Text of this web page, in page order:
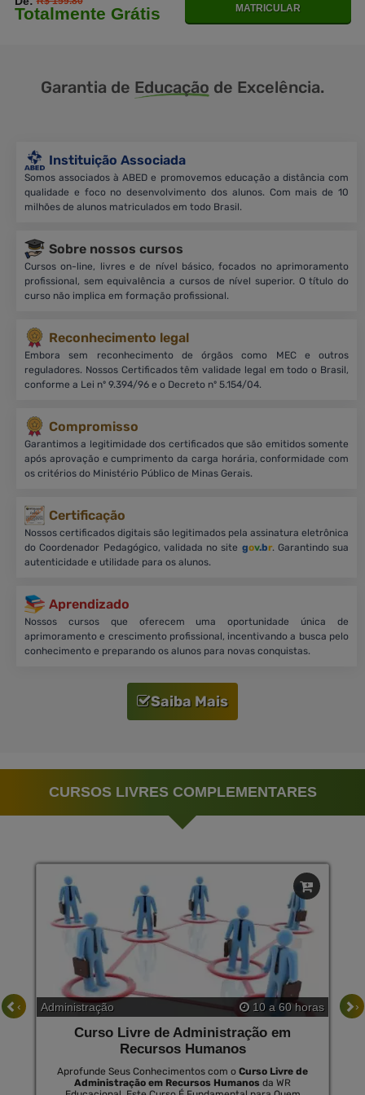
Totalmente Grátis MATRICULAR
Garantia de Educação de Excelência.
Instituição Associada
Somos associados à ABED e promovemos educação a distância com
qualidade e foco no desenvolvimento dos alunos. Com mais de 10
milhões de alunos matriculados em todo Brasil.
Sobre nossos cursos
Cursos on-line, livres e de nível básico, focados no aprimoramento
profissional, sem equivalência a cursos de nível superior. O título do
curso não implica em formação profissional.
Reconhecimento legal
Embora sem reconhecimento de órgãos como MEC e outros
reguladores. Nossos Certificados têm validade legal em todo o Brasil,
conforme a Lei nº 9.394/96 e o Decreto nº 5.154/04.
Compromisso
Garantimos a legitimidade dos certificados que são emitidos somente
após aprovação e cumprimento da carga horária, conformidade com
os critérios do Ministério Público de Minas Gerais.
Certificação
Nossos certificados digitais são legitimados pela assinatura eletrônica
do Coordenador Pedagógico, validada no site gov.br. Garantindo sua
autenticidade e utilidade para os alunos.
Aprendizado
Nossos cursos que oferecem uma oportunidade única de
aprimoramento e crescimento profissional, incentivando a busca pelo
conhecimento e preparando os alunos para novas conquistas.
Saiba Mais
CURSOS LIVRES COMPLEMENTARES
Administração 10 a 60 horas
Curso Livre de Administração em
Recursos Humanos
Aprofunde Seus Conhecimentos com o Curso Livre de
Administração em Recursos Humanos da WR
‹ ›